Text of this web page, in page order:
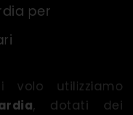
per
volo utilizziamo
, dotati dei